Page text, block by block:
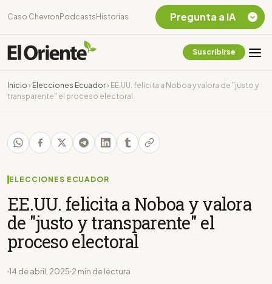
Caso Chevron Podcasts Historias
Suscribirse
Inicio › Elecciones Ecuador› EE.UU. felicita a Noboa y valora de "justo y
transparente" el proceso electoral
ELECCIONES ECUADOR
EE.UU. felicita a Noboa y valora
de "justo y transparente" el
proceso electoral
14 de abril, 2025 2 min de lectura
Pregunta a IA
Chevron Ecuador